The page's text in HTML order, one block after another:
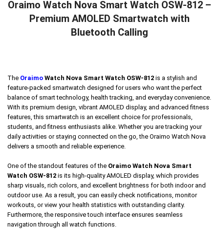
Oraimo Watch Nova Smart Watch OSW-812 –
Premium AMOLED Smartwatch with
Bluetooth Calling
The Oraimo Watch Nova Smart Watch OSW-812 is a stylish and
feature-packed smartwatch designed for users who want the perfect
balance of smart technology, health tracking, and everyday convenience.
With its premium design, vibrant AMOLED display, and advanced fitness
features, this smartwatch is an excellent choice for professionals,
students, and fitness enthusiasts alike. Whether you are tracking your
daily activities or staying connected on the go, the Oraimo Watch Nova
delivers a smooth and reliable experience.
One of the standout features of the Oraimo Watch Nova Smart
Watch OSW-812 is its high-quality AMOLED display, which provides
sharp visuals, rich colors, and excellent brightness for both indoor and
outdoor use. As a result, you can easily check notifications, monitor
workouts, or view your health statistics with outstanding clarity.
Furthermore, the responsive touch interface ensures seamless
navigation through all watch functions.